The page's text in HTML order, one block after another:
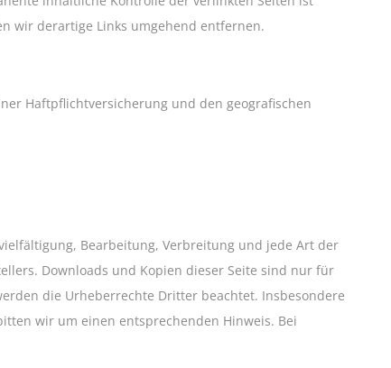
wir derartige Links umgehend entfernen.
Haftpflichtversicherung und den geografischen
Bearbeitung, Verbreitung und jede Art der
Downloads und Kopien dieser Seite sind nur für
die Urheberrechte Dritter beachtet. Insbesondere
wir um einen entsprechenden Hinweis. Bei